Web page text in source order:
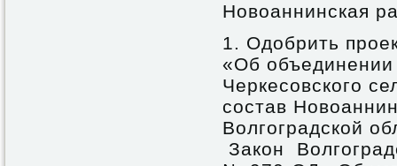
Новоаннинская
1. Одобрить
«Об объединении
Черкесовского
состав
Волгоградской
Закон